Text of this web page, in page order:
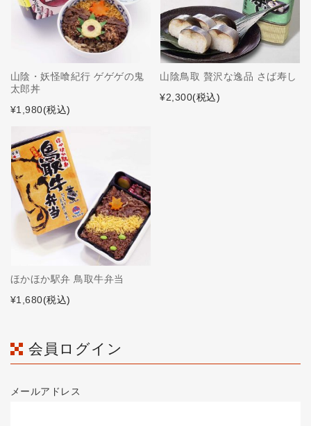
山陰・妖怪喰紀行 ゲゲゲの鬼
太郎丼
¥1,980(税込)
山陰鳥取 贅沢な逸品 さば寿し
¥2,300(税込)
ほかほか駅弁 鳥取牛弁当
¥1,680(税込)
会員ログイン
メールアドレス